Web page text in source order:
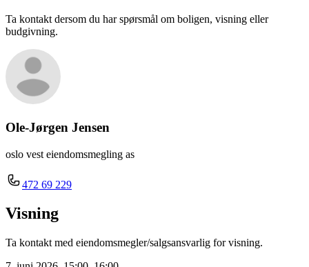
Ta kontakt dersom du har spørsmål om boligen, visning eller
budgivning.
Ole-Jørgen Jensen
oslo vest eiendomsmegling as
472 69 229
Visning
Ta kontakt med eiendomsmegler/salgsansvarlig for visning.